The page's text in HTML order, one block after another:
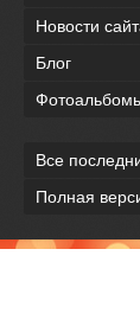
Новости
Блог
Все
Полная